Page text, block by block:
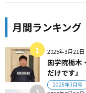
月間ランキング
2025年3月21日
国学院栃木
だけです」
2025年3月号